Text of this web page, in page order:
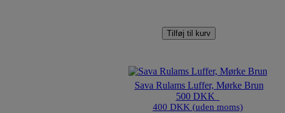
Tilføj til kurv
Sava Rulams Luffer, Mørke Brun
500 DKK
400 DKK (uden moms)